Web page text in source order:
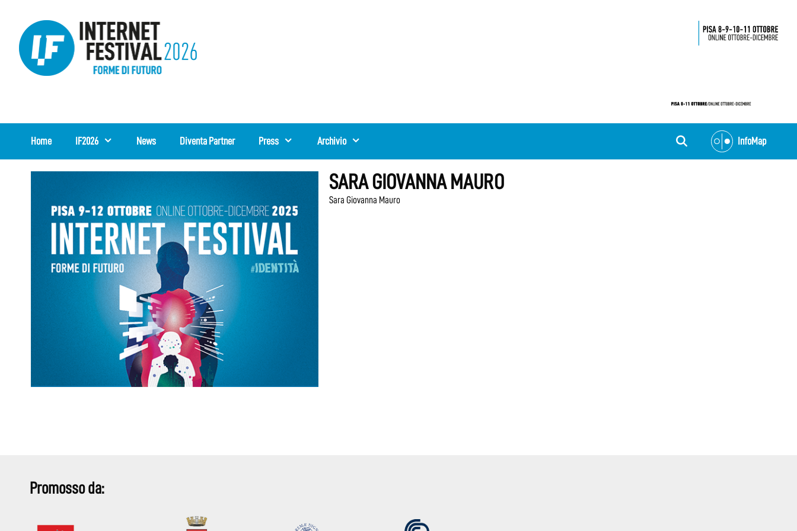
contenuto
Home IF2026 News Diventa Partner Press Archivio InfoMap
SARA GIOVANNA MAURO
Sara Giovanna Mauro
Promosso da: